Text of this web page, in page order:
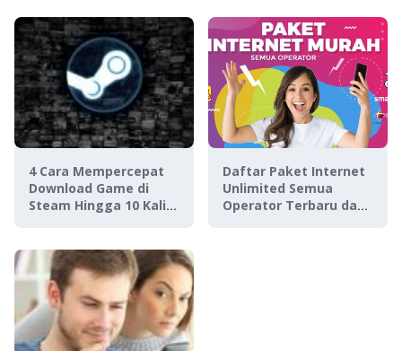
4 Cara Mempercepat
Download Game di
Steam Hingga 10 Kali
Daftar Paket Internet
Unlimited Semua
Operator Terbaru dan